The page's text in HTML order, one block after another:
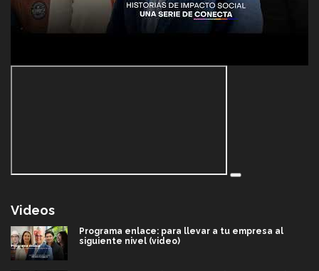
Videos
Programa enlace: para llevar a tu empresa al
siguiente nivel (video)